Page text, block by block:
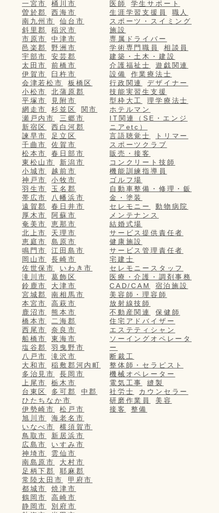
一宮市
桶川市
曽於郡
西海市
南九州市
仙台市
斜里郡
稲沢市
市原市
中津市
邑楽郡
野洲市
宇部市
安芸郡
太田市
前橋市
伊賀市
臼杵市
会津若松市
板橋区
小松市
北蒲原郡
平塚市
見附市
網走市
杉並区
関市
瀬戸内市
三郷市
新宿区
西白河郡
諫早市
足立区
千曲市
佐賀市
松本市
春日部市
東松山市
新潟市
小城市
越前市
神戸市
小牧市
羽生市
玉名郡
帯広市
八幡浜市
遠賀郡
春日井市
厚木市
阿蘇市
奄美市
恵那市
北上市
天理市
恵庭市
島原市
鳴門市
江田島市
岡山市
長崎市
佐世保市
いわき市
滝川市
葛飾区
鈴鹿市
大津市
宮城郡
南相馬市
本宮市
高萩市
鹿沼市
熊本市
橋本市
二海郡
西尾市
奈良市
船橋市
東海市
塩谷郡
羽曳野市
八戸市
滝沢市
大和市
稲敷郡河内町
多治見市
長岡市
上尾市
栃木市
台東区
多可郡
中郡
ひたちなか市
伊勢崎市
松戸市
旭川市
海老名市
いなべ市
横須賀市
鳥取市
新居浜市
広島市
いすみ市
神埼市
雲仙市
南島原市
大村市
足柄下郡
耶麻郡
常陸太田市
甲府市
都城市
焼津市
鶴岡市
高崎市
静岡市
別府市
医師
学生サポート
生涯学習支援員
職人
スポーツ・スイミング
施設
専属ドライバー
学術専門職員
相談員
建築・土木・建設
介護福祉士
遊戯関連
設備
作業療法士
行政関連
デザイナー
技能実習生支援
型枠大工
理学療法士
ホテルマン
IT関連（SE・エンジ
ニアetc）
言語聴覚士
トリマー
スポーツクラブ
販売・接客
コンクリート技師
機能訓練指導員
ゴルフ場
自動車整備・修理・鈑
金・塗装
セレモニー
動物病院
メンテナンス
結婚式場
サービス提供責任者
健康施設
サービス管理責任者
宅建士
セレモニースタッフ
医療・介護・調剤事務
CAD/CAM
宿泊施設
美容師・理容師
放射線技師
不動産関連
保健師
住宅アドバイザー
エステティシャン
ソーイングオペレータ
ー
断裁工
整体師・セラピスト
機械オペレーター
電気工事
縫製
社労士
カウンセラー
研磨作業員
美容
接客
整備